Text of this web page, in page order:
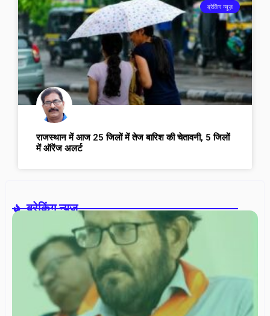
ब्रेकिंग न्यूज़
राजस्थान में आज 25 जिलों में तेज बारिश की चेतावनी, 5 जिलों
में ऑरेंज अलर्ट
ब्रेकिंग न्यूज़-